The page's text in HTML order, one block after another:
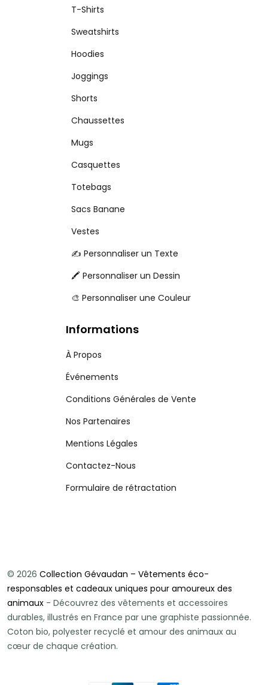
T-Shirts
Sweatshirts
Hoodies
Joggings
Shorts
Chaussettes
Mugs
Casquettes
Totebags
Sacs Banane
Vestes
✍️ Personnaliser un Texte
🖍️ Personnaliser un Dessin
🎨 Personnaliser une Couleur
Informations
À Propos
Événements
Conditions Générales de Vente
Nos Partenaires
Mentions Légales
Contactez-Nous
Formulaire de rétractation
© 2026 Collection Gévaudan – Vêtements éco-
responsables et cadeaux uniques pour amoureux des
animaux - Découvrez des vêtements et accessoires
durables, illustrés en France par une graphiste passionnée.
Coton bio, polyester recyclé et amour des animaux au
cœur de chaque création.